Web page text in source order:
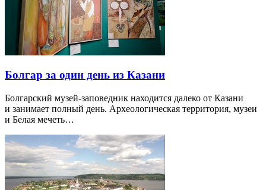
Болгар за один день из Казани
Болгарский музей-заповедник находится далеко от Казани
и занимает полный день. Археологическая территория, музеи
и Белая мечеть…